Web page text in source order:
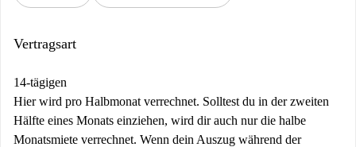
Vertragsart
14-tägigen
Hier wird pro Halbmonat verrechnet. Solltest du in der zweiten
Hälfte eines Monats einziehen, wird dir auch nur die halbe
Monatsmiete verrechnet. Wenn dein Auszug während der